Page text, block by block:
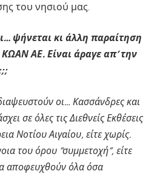
του νησιού μας.
ψήνεται κι άλλη παραίτηση
ΑΕ. Είναι άραγε απ’ την
οι… Κασσάνδρες και
σε όλες τις Διεθνείς Εκθέσεις
Νοτίου Αιγαίου, είτε χωρίς.
του όρου “συμμετοχή”, είτε
αποφευχθούν όλα όσα